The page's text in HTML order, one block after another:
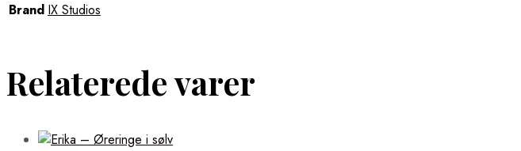
Brand IX Studios
Relaterede varer